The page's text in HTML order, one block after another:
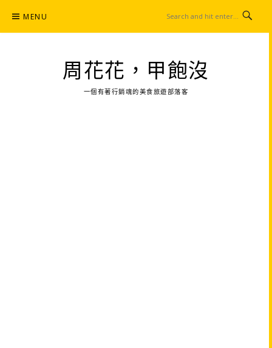
content
MENU
周花花，甲飽沒
一個有著行銷魂的美食旅遊部落客